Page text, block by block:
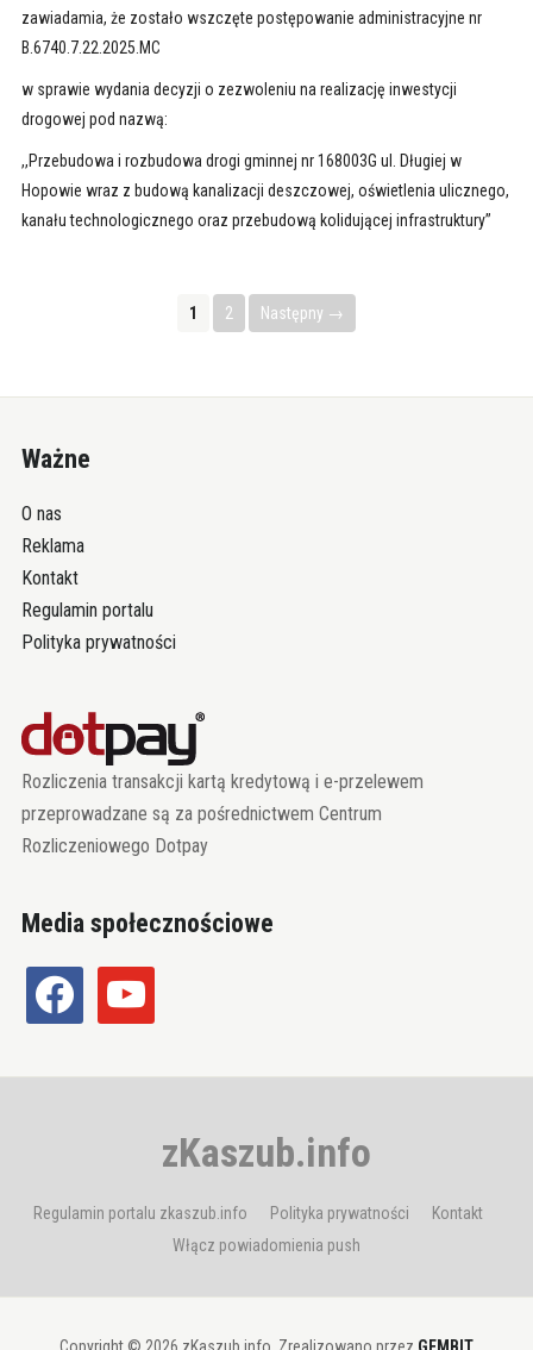
zawiadamia, że zostało wszczęte postępowanie administracyjne nr
B.6740.7.22.2025.MC
w sprawie wydania decyzji o zezwoleniu na realizację inwestycji
drogowej pod nazwą:
,,Przebudowa i rozbudowa drogi gminnej nr 168003G ul. Długiej w
Hopowie wraz z budową kanalizacji deszczowej, oświetlenia ulicznego,
kanału technologicznego oraz przebudową kolidującej infrastruktury’’
1 2 Następny →
Ważne
O nas
Reklama
Kontakt
Regulamin portalu
Polityka prywatności
Rozliczenia transakcji kartą kredytową i e-przelewem
przeprowadzane są za pośrednictwem Centrum
Rozliczeniowego Dotpay
Media społecznościowe
facebook youtube
zKaszub.info
Regulamin portalu zkaszub.info Polityka prywatności
Kontakt
Włącz powiadomienia push